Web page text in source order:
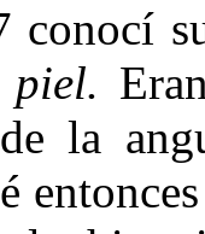
conocí
la